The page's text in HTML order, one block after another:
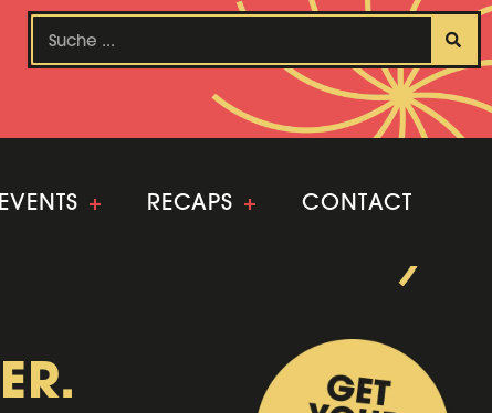
EVENTS + RECAPS + CONTACT